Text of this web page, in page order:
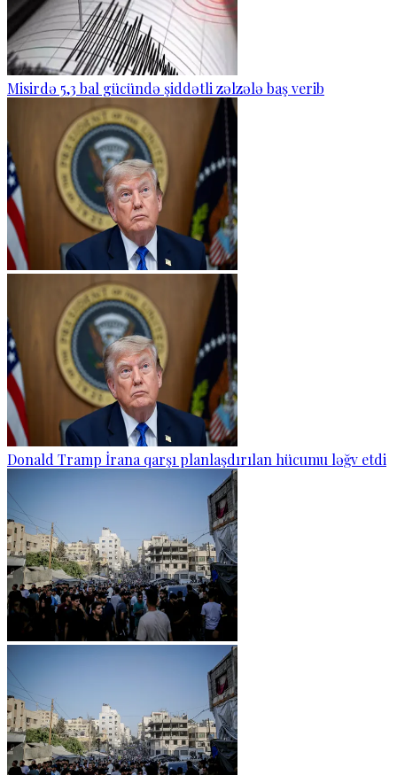
Misirdə 5,3 bal gücündə şiddətli zəlzələ baş verib
Donald Tramp İrana qarşı planlaşdırılan hücumu ləğv etdi